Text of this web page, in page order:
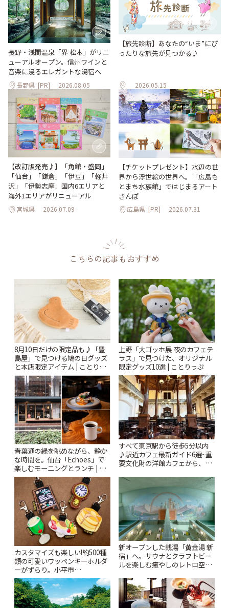
長野・浅間温泉「界 松本」がリニ
ューアルオープン。信州ワインと
音楽に浸るエレガントな湯宿へ
長野県 [PR] 2026.08.05
【旅先診断】あなたの“いま”にぴ
ったりな旅先が見つかる♪
2026.05.15
【改訂版発売♪】「角館・盛岡」
「仙台」「鎌倉」「伊豆」「軽井
沢」「伊勢志摩」国内6エリアと
海外1エリアがリニューアル
宮城県 2026.07.09
【チケットプレゼント】水辺の世
界から浮世絵の世界へ。「広島も
とまち水族館」ではじまるアート
さんぽ
広島県 [PR] 2026.07.31
こちらの記事もおすすめ
8月10日だけの限定品も♪「豊
島屋」で見つける鳩の日グッズ
と本店限定アイテム | ことりっ
ぷ
上野「大ゴッホ展 夜のカフェテ
ラス」で見つけた、オリジナル
限定グッズ10選 | ことりっぷ
青葉通の緑を眺めながら、静か
な時間を。仙台「Echoes」で
楽しむモーニングとランチ | こ
とりっぷ
すべて東京駅から徒歩5分以内
♪駅近カフェ最新ガイド6選~重
要文化財の洋館カフェから、改
りっぷ
カスタマイズも楽しい!約500種
類の可愛いワッペンキーホルダ
ーがずらり。小平市
「Kimamaya T&K」 | ことりっ
ぷ
新オープンした銭湯「黄金湯 新
宿」へ。サウナとクラフトビー
ルを楽しむ癒やしのレトロ空間